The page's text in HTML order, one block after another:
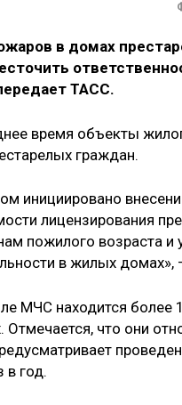
в домах
ТАСС.
время объекты
граждан.
инициировано
лицензирования
пожилого возраста и
в жилых домах»,
МЧС находится
что они
в год.